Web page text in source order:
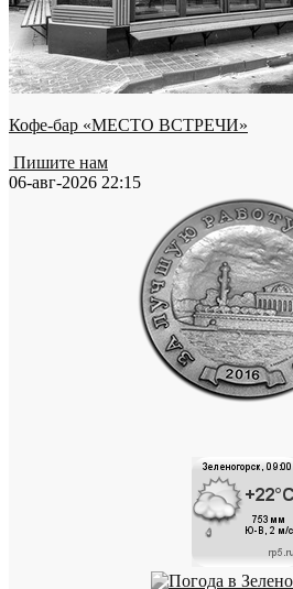
Кофе-бар «МЕСТО ВСТРЕЧИ»
Пишите нам
06-авг-2026 22:15